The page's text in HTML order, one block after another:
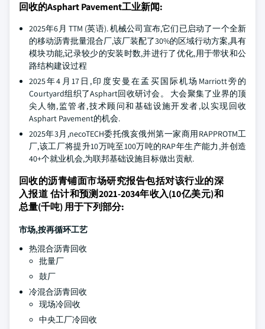
回收的Asphart Pavement工业新闻:
2025年6月 TTM (英语). 机械公司宣布,它们已启动了一个全新
的移动沥青批量混合厂,该厂装配了30%的区域行动方案,具有
模块功能,记录较少的安装时数,并进行了优化,用于带状和公
路结构建设过程
2025年4月17日,印度安曼在孟买国际机场Marriott旁的
Courtyard组织了Asphart回收研讨会。 大会聚集了业界的顶
尖人物,监管者,技术顾问和基础设施开发者,以实现回收
Asphart Pavement的机会.
2025年3月,necoTECH委托俄亥俄州第一家商用RAPPROTM工
厂,该工厂将提升10万吨至100万吨的RAP年生产能力,并创造
40+个就业机会,为联邦基础设施目标做出贡献.
回收的沥青铺面市场研究报告包括对该行业的深
入报道 估计和预测2021-2034年收入(10亿美元)和
总量(千吨) 用于下列部分:
市场,按再循环工艺
热混合沥青回收
批量厂
鼓厂
冷混合沥青回收
现场冷回收
中央工厂冷回收